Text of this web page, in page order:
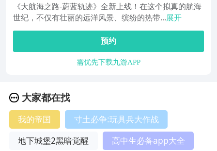
《大航海之路-蔚蓝轨迹》全新上线！在这个拟真的航海
世纪，不仅有壮丽的远洋风景、缤纷的热带...展开
预约
需优先下载九游APP
大家都在找
我的帝国
寸土必争:玩具兵大作战
地下城堡2黑暗觉醒
高中生必备app大全